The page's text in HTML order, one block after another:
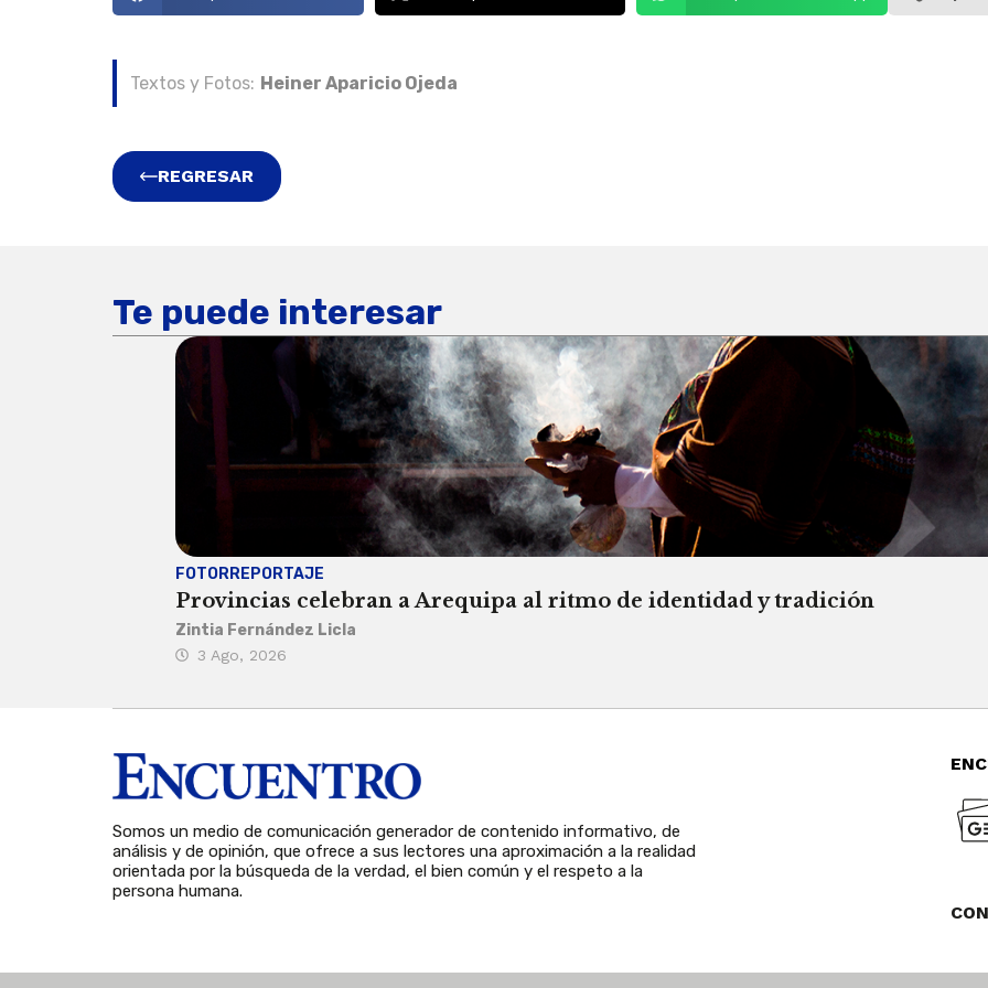
Textos y Fotos: Heiner Aparicio Ojeda
REGRESAR
Te puede interesar
FOTORREPORTAJE
Provincias celebran a Arequipa al ritmo de identidad y tradición
Zintia Fernández Licla
3 Ago, 2026
Somos un medio de comunicación generador de contenido informativo, de
análisis y de opinión, que ofrece a sus lectores una aproximación a la realidad
orientada por la búsqueda de la verdad, el bien común y el respeto a la
persona humana.